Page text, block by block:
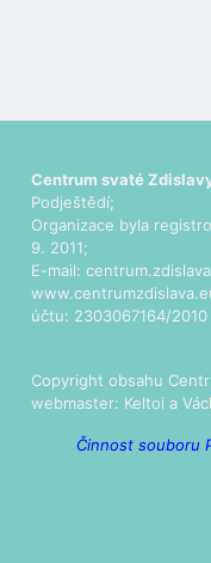
Centrum svaté
Podještědí;
Organizace byla
9. 2011;
E-mail:
účtu: 2303067164/2010
Copyright obsahu
webmaster: Keltoi a
Činnost souboru